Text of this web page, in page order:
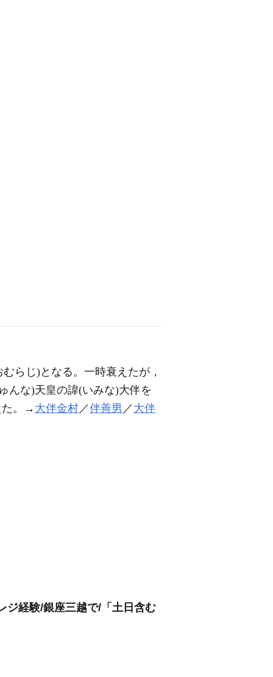
らじ)となる。一時衰えたが，
んな)天皇の諱(いみな)大伴を
た。→大伴金村／伴善男 ／ 大伴
ジ経験/銀座三越で/「土日含む